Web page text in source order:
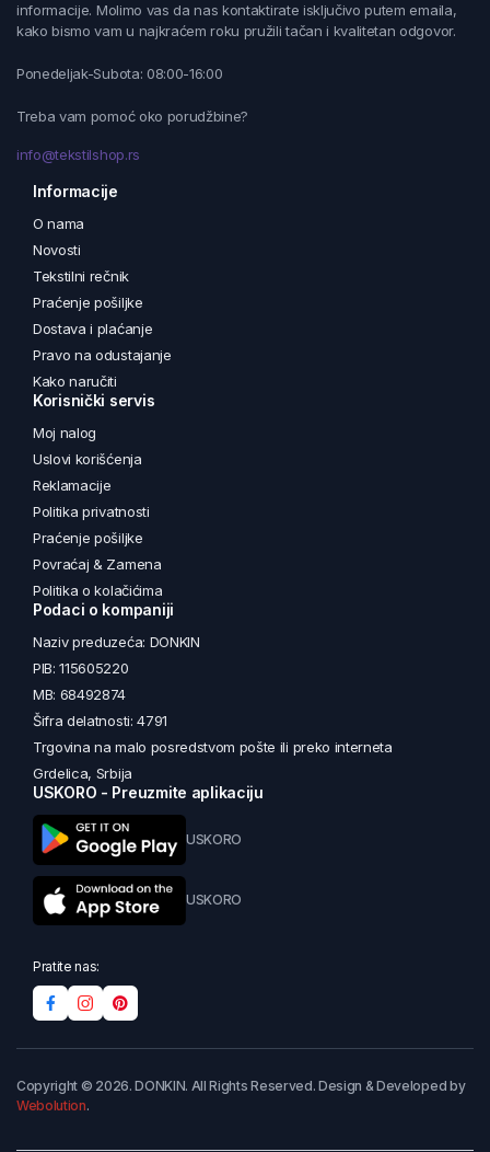
informacije. Molimo vas da nas kontaktirate isključivo putem emaila,
kako bismo vam u najkraćem roku pružili tačan i kvalitetan odgovor.
Ponedeljak-Subota: 08:00-16:00
Treba vam pomoć oko porudžbine?
info@tekstilshop.rs
Informacije
O nama
Novosti
Tekstilni rečnik
Praćenje pošiljke
Dostava i plaćanje
Pravo na odustajanje
Kako naručiti
Korisnički servis
Moj nalog
Uslovi korišćenja
Reklamacije
Politika privatnosti
Praćenje pošiljke
Povraćaj & Zamena
Politika o kolačićima
Podaci o kompaniji
Naziv preduzeća: DONKIN
PIB: 115605220
MB: 68492874
Šifra delatnosti: 4791
Trgovina na malo posredstvom pošte ili preko interneta
Grdelica, Srbija
USKORO - Preuzmite aplikaciju
USKORO
USKORO
Pratite nas:
Copyright © 2026. DONKIN. All Rights Reserved. Design & Developed by
Webolution.